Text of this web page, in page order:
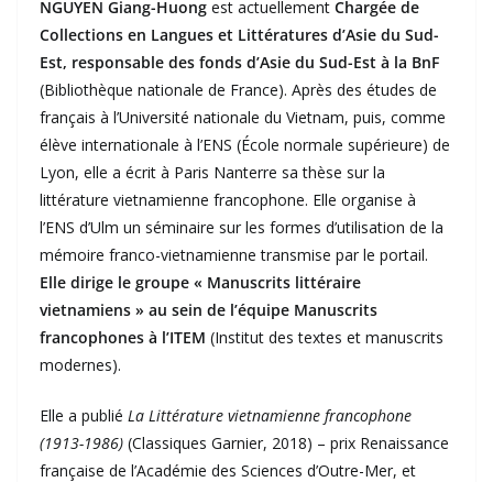
NGUYEN Giang-Huong est actuellement Chargée de
Collections en Langues et Littératures d’Asie du Sud-
Est, responsable des fonds d’Asie du Sud-Est à la BnF
(Bibliothèque nationale de France). Après des études de
français à l’Université nationale du Vietnam, puis, comme
élève internationale à l’ENS (École normale supérieure) de
Lyon, elle a écrit à Paris Nanterre sa thèse sur la
littérature vietnamienne francophone. Elle organise à
l’ENS d’Ulm un séminaire sur les formes d’utilisation de la
mémoire franco-vietnamienne transmise par le portail.
Elle dirige le groupe « Manuscrits littéraire
vietnamiens » au sein de l’équipe Manuscrits
francophones à l’ITEM (Institut des textes et manuscrits
modernes).
Elle a publié La Littérature vietnamienne francophone
(1913-1986) (Classiques Garnier, 2018) – prix Renaissance
française de l’Académie des Sciences d’Outre-Mer, et